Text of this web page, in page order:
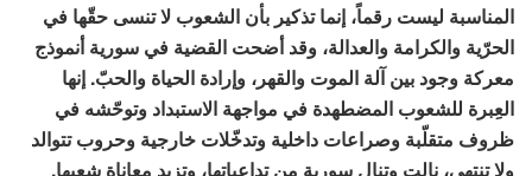
المناسبة ليست رقماً، إنما تذكير بأن الشعوب لا تنسى حقّها في
الحرّية والكرامة والعدالة، وقد أضحت القضية في سورية أنموذج
معركة وجود بين آلة الموت والقهر، وإرادة الحياة والحبّ. إنها
العِبرة للشعوب المضطهدة في مواجهة الاستبداد وتوحّشه في
ظروف متقلّبة وصراعات داخلية وتدخّلات خارجية وحروب تتوالد
ولا تنتهي، نالت وتنال سورية من تداعياتها، وتزيد معاناة شعبها.